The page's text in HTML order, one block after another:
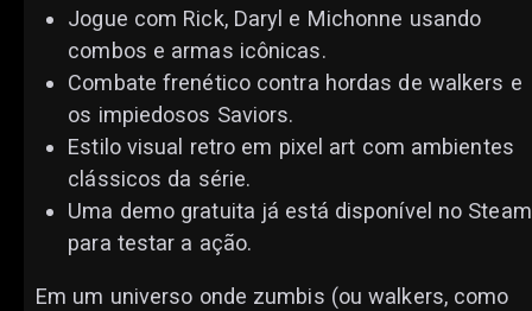
Jogue com Rick, Daryl e Michonne usando
combos e armas icônicas.
Combate frenético contra hordas de walkers e
os impiedosos Saviors.
Estilo visual retro em pixel art com ambientes
clássicos da série.
Uma demo gratuita já está disponível no Steam
para testar a ação.
Em um universo onde zumbis (ou walkers, como